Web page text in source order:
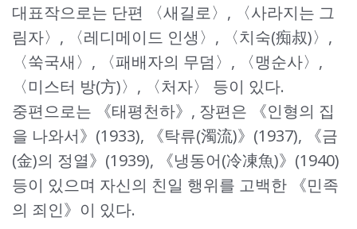
대표작으로는 단편 〈새길로〉, 〈사라지는 그
림자〉, 〈레디메이드 인생〉, 〈치숙(痴叔)〉,
〈쑥국새〉, 〈패배자의 무덤〉, 〈맹순사〉,
〈미스터 방(方)〉, 〈처자〉 등이 있다.
중편으로는 《태평천하》, 장편은 《인형의 집
을 나와서》(1933), 《탁류(濁流)》(1937), 《금
(金)의 정열》(1939), 《냉동어(冷凍魚)》(1940)
등이 있으며 자신의 친일 행위를 고백한 《민족
의 죄인》이 있다.